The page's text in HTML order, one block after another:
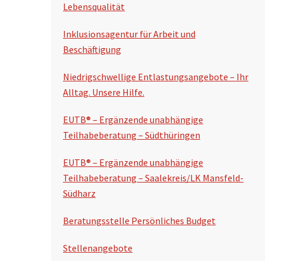
Lebensqualität
Inklusionsagentur für Arbeit und
Beschäftigung
Niedrigschwellige Entlastungsangebote – Ihr
Alltag. Unsere Hilfe.
EUTB® – Ergänzende unabhängige
Teilhabeberatung – Südthüringen
EUTB® – Ergänzende unabhängige
Teilhabeberatung – Saalekreis/LK Mansfeld-
Südharz
Beratungsstelle Persönliches Budget
Stellenangebote